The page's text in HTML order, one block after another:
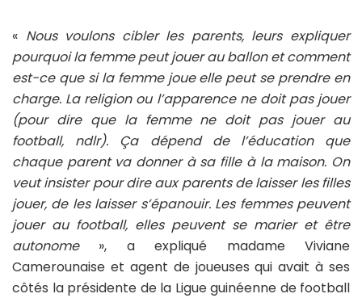
« Nous voulons cibler les parents, leurs expliquer
pourquoi la femme peut jouer au ballon et comment
est-ce que si la femme joue elle peut se prendre en
charge. La religion ou l’apparence ne doit pas jouer
(pour dire que la femme ne doit pas jouer au
football, ndlr). Ça dépend de l’éducation que
chaque parent va donner à sa fille à la maison. On
veut insister pour dire aux parents de laisser les filles
jouer, de les laisser s’épanouir. Les femmes peuvent
jouer au football, elles peuvent se marier et être
autonome», a expliqué madame Viviane
Camerounaise et agent de joueuses qui avait à ses
côtés la présidente de la Ligue guinéenne de football